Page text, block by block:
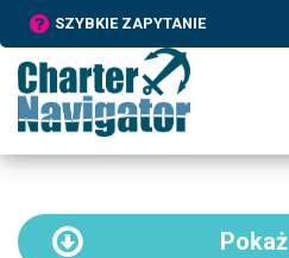
SZYBKIE ZAPYTANIE
Pokaż